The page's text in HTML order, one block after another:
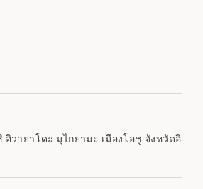
อิวายาโดะ มุไกยามะ เมืองโอชู จังหวัดอิ